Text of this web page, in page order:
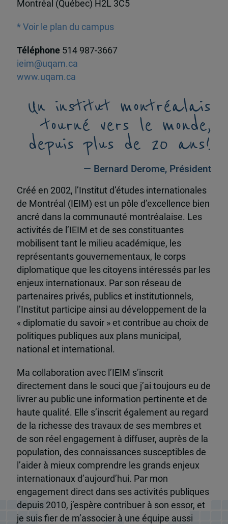
Montréal (Québec) H2L 3C5
* Voir le plan du campus
Téléphone 514 987-3667
ieim@uqam.ca
www.uqam.ca
Un institut montréalais
tourné vers le monde,
depuis plus de 20 ans!
— Bernard Derome, Président
Créé en 2002, l’Institut d’études internationales
de Montréal (IEIM) est un pôle d’excellence bien
ancré dans la communauté montréalaise. Les
activités de l’IEIM et de ses constituantes
mobilisent tant le milieu académique, les
représentants gouvernementaux, le corps
diplomatique que les citoyens intéressés par les
enjeux internationaux. Par son réseau de
partenaires privés, publics et institutionnels,
l’Institut participe ainsi au développement de la
« diplomatie du savoir » et contribue au choix de
politiques publiques aux plans municipal,
national et international.
Ma collaboration avec l’IEIM s’inscrit
directement dans le souci que j’ai toujours eu de
livrer au public une information pertinente et de
haute qualité. Elle s’inscrit également au regard
de la richesse des travaux de ses membres et
de son réel engagement à diffuser, auprès de la
population, des connaissances susceptibles de
l’aider à mieux comprendre les grands enjeux
internationaux d’aujourd’hui. Par mon
engagement direct dans ses activités publiques
depuis 2010, j’espère contribuer à son essor, et
je suis fier de m’associer à une équipe aussi